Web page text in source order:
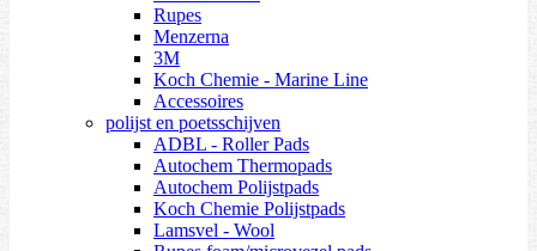
Rupes
Menzerna
3M
Koch Chemie - Marine Line
Accessoires
polijst en poetsschijven
ADBL - Roller Pads
Autochem Thermopads
Autochem Polijstpads
Koch Chemie Polijstpads
Lamsvel - Wool